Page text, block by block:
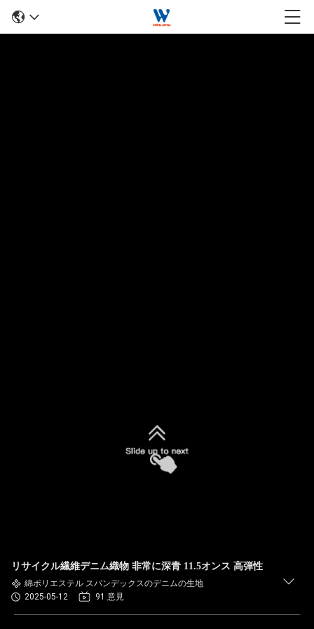
リサイクル繊維デニム織物 非常に深青 11.5オンス 高弾性
綿ポリエステル スパンデックスのデニムの生地
2025-05-12
91 意見